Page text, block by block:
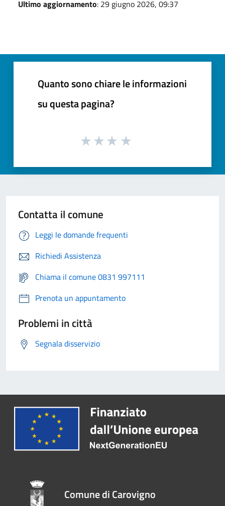
Ultimo aggiornamento: 29 giugno 2026, 09:37
Quanto sono chiare le informazioni
su questa pagina?
Contatta il comune
Leggi le domande frequenti
Richiedi Assistenza
Chiama il comune 0831 997111
Prenota un appuntamento
Problemi in città
Segnala disservizio
Comune di Carovigno